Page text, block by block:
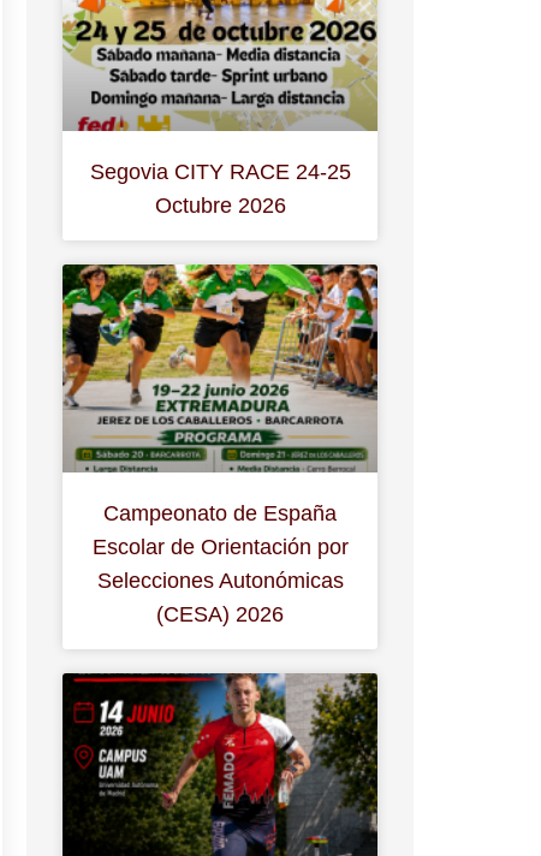
Segovia CITY RACE 24-25
Octubre 2026
Campeonato de España
Escolar de Orientación por
Selecciones Autonómicas
(CESA) 2026